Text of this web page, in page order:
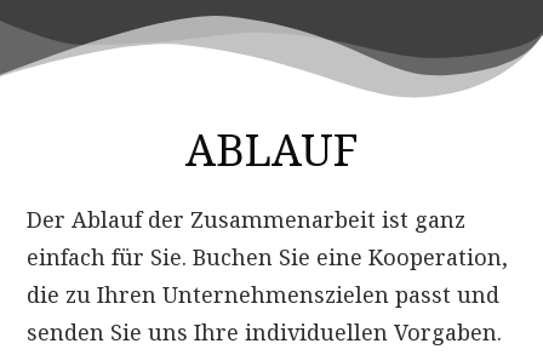
ABLAUF
Der Ablauf der Zusammenarbeit ist ganz
einfach für Sie. Buchen Sie eine Kooperation,
die zu Ihren Unternehmenszielen passt und
senden Sie uns Ihre individuellen Vorgaben.